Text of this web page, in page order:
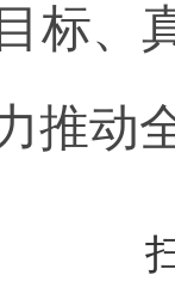
标、
推动